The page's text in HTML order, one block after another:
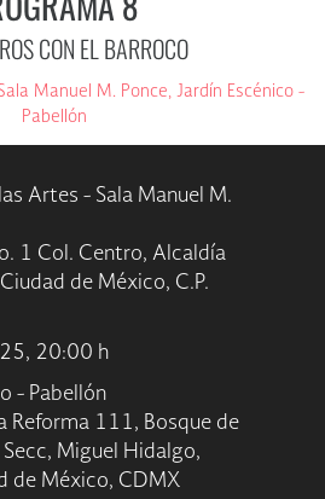
CON EL BARROCO
Manuel M. Ponce, Jardín Escénico -
Pabellón
Artes - Sala Manuel M.
1 Col. Centro, Alcaldía
de México, C.P.
20:00 h
- Pabellón
Reforma 111, Bosque de
Miguel Hidalgo,
de México, CDMX